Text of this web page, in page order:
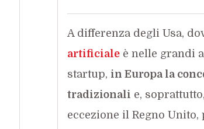
A differenza degli Usa,
artificialeè nelle grandi
startup, in Europa la
tradizionali e, soprattutto,
eccezione il Regno